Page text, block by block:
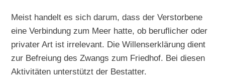
Meist handelt es sich darum, dass der Verstorbene
eine Verbindung zum Meer hatte, ob beruflicher oder
privater Art ist irrelevant. Die Willenserklärung dient
zur Befreiung des Zwangs zum Friedhof. Bei diesen
Aktivitäten unterstützt der Bestatter.